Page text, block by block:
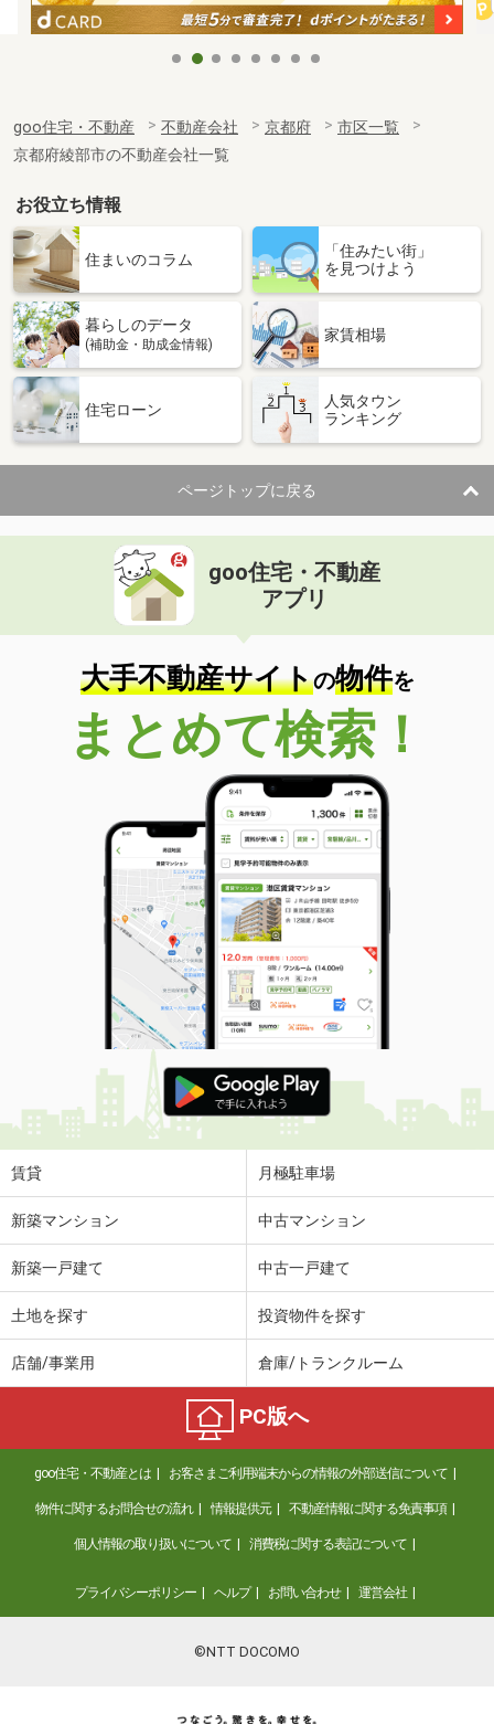
goo住宅・不動産 不動産会社 京都府
市区一覧
京都府綾部市の不動産会社一覧
お役立ち情報
住まいのコラム
「住みたい街」
を見つけよう
暮らしのデータ
(補助金・助成金情報)
家賃相場
住宅ローン
人気タウン
ランキング
ページトップに戻る
goo住宅・不動産
アプリ
大手不動産サイトの物件を
まとめて検索！
賃貸 月極駐車場
新築マンション 中古マンション
新築一戸建て 中古一戸建て
土地を探す 投資物件を探す
店舗/事業用 倉庫/トランクルーム
PC版へ
goo住宅・不動産とは お客さまご利用端末からの情報の外部送信について
物件に関するお問合せの流れ 情報提供元 不動産情報に関する免責事項
個人情報の取り扱いについて 消費税に関する表記について
プライバシーポリシー ヘルプ お問い合わせ 運営会社
©NTT DOCOMO